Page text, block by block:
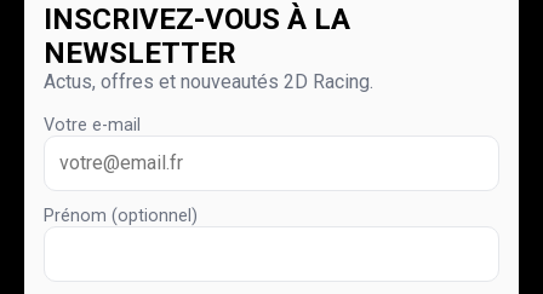
INSCRIVEZ-VOUS À LA
NEWSLETTER
Actus, offres et nouveautés 2D Racing.
Votre e-mail
Prénom (optionnel)